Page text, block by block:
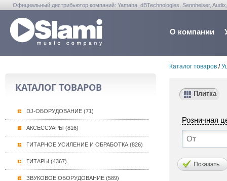
Официальный дистрибьютор компаний: Yamaha, dBTechnologies, Sennheiser,
О компании
КАТАЛОГ ТОВАРОВ
DJ-ОБОРУДОВАНИЕ (71)
АКСЕССУАРЫ (816)
ГИТАРНОЕ УСИЛЕНИЕ И ОБРАБОТКА (826)
ГИТАРЫ (4367)
ЗВУКОВОЕ ОБОРУДОВАНИЕ (589)
Каталог товаров/
Плитка
Розничная